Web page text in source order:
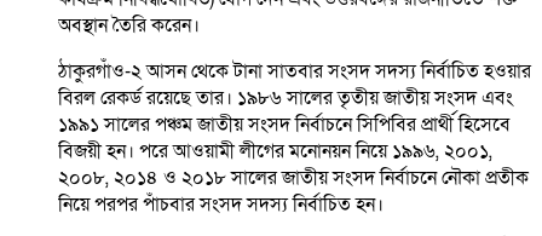
অবস্থান তৈরি করেন।
ঠাকুরগাঁও-২ আসন থেকে টানা সাতবার সংসদ সদস্য নির্বাচিত হওয়ার
বিরল রেকর্ড রয়েছে তার। ১৯৮৬ সালের তৃতীয় জাতীয় সংসদ এবং
১৯৯১ সালের পঞ্চম জাতীয় সংসদ নির্বাচনে সিপিবির প্রার্থী হিসেবে
বিজয়ী হন। পরে আওয়ামী লীগের মনোনয়ন নিয়ে ১৯৯৬, ২০০১,
২০০৮, ২০১৪ ও ২০১৮ সালের জাতীয় সংসদ নির্বাচনে নৌকা প্রতীক
নিয়ে পরপর পাঁচবার সংসদ সদস্য নির্বাচিত হন।